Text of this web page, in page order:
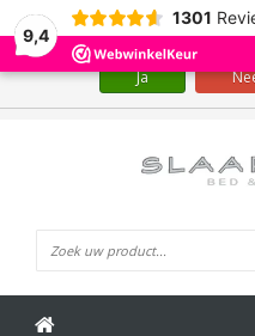
9,4
1301
Wij slaan cookies op om onze
Ja